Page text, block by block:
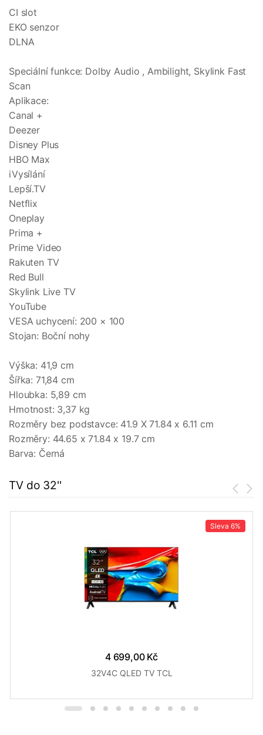
CI slot
EKO senzor
DLNA
Speciální funkce: Dolby Audio , Ambilight, Skylink Fast
Scan
Aplikace:
Canal +
Deezer
Disney Plus
HBO Max
iVysílání
Lepší.TV
Netflix
Oneplay
Prima +
Prime Video
Rakuten TV
Red Bull
Skylink Live TV
YouTube
VESA uchycení: 200 × 100
Stojan: Boční nohy
Výška: 41,9 cm
Šířka: 71,84 cm
Hloubka: 5,89 cm
Hmotnost: 3,37 kg
Rozměry bez podstavce: 41.9 X 71.84 x 6.11 cm
Rozměry: 44.65 x 71.84 x 19.7 cm
Barva: Černá
TV do 32''
Sleva 6%
4 699,00 Kč
32V4C QLED TV TCL